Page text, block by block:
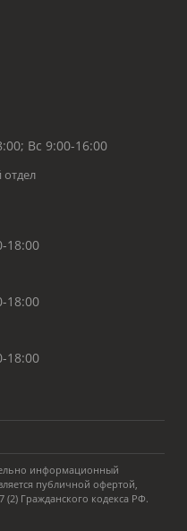
Вс 9:00-16:00
18:00
18:00
18:00
информационный
публичной офертой,
Гражданского кодекса РФ.